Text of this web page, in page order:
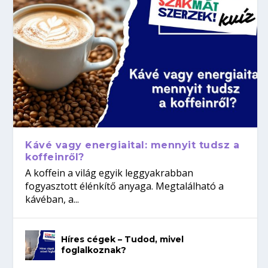
Kávé vagy energiaital: mennyit tudsz a
koffeinről?
A koffein a világ egyik leggyakrabban
fogyasztott élénkítő anyaga. Megtalálható a
kávéban, a...
Híres cégek – Tudod, mivel
foglalkoznak?